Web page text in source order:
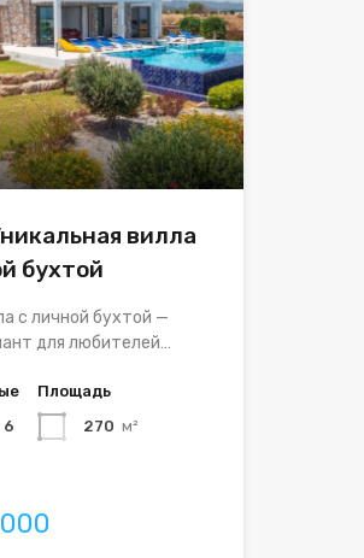
вилла
бухтой
с личной бухтой —
для любителей…
6
Площадь
270 м²